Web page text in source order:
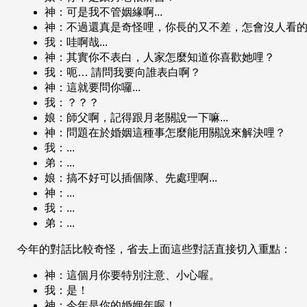
神：可是我不管姻緣啊...
神：不過還真是奇怪哩，你長的又不差，怎會沒人看
我：哇啊哉...
神：其實你不表白，人家怎麼知道你喜歡她哩？
我：呃… 請問我要向誰表白啊？
神：這就要問你囉...
我：？？？
娘：師父啊，記得跟月老關說一下嘛...
神：問題在於婚姻這種事怎麼能用關說來解決哩？
我：...
弟：...
娘：搞不好可以插個隊、先處理啊...
神：...
我：...
弟：...
今年的對話比較奇怪，省去上面這些對話直接切入重點：
神：這個月你要特別注意、小心喔。
我：是！